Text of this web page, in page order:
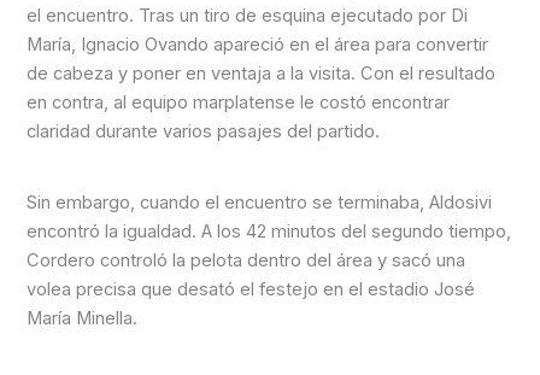
el encuentro. Tras un tiro de esquina ejecutado por Di
María, Ignacio Ovando apareció en el área para convertir
de cabeza y poner en ventaja a la visita. Con el resultado
en contra, al equipo marplatense le costó encontrar
claridad durante varios pasajes del partido.
Sin embargo, cuando el encuentro se terminaba, Aldosivi
encontró la igualdad. A los 42 minutos del segundo tiempo,
Cordero controló la pelota dentro del área y sacó una
volea precisa que desató el festejo en el estadio José
María Minella.